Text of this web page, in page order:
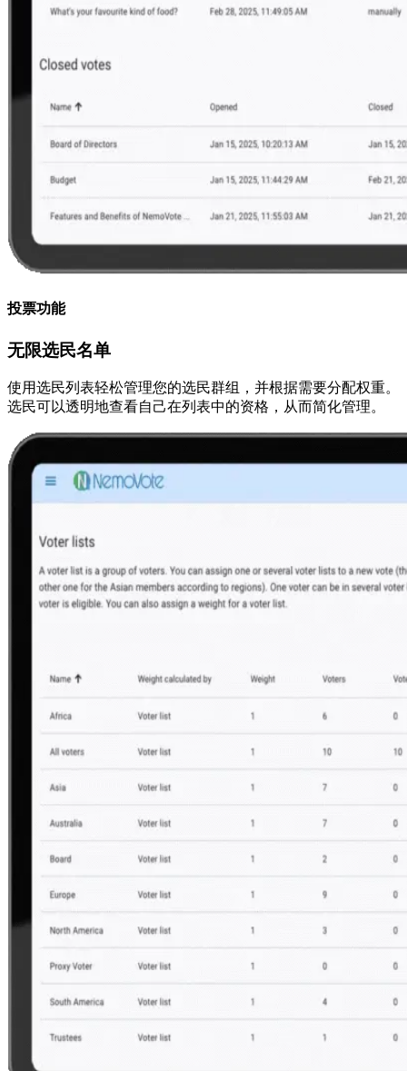
投票功能
无限选民名单
使用选民列表轻松管理您的选民群组，并根据需要分配权重。
选民可以透明地查看自己在列表中的资格，从而简化管理。